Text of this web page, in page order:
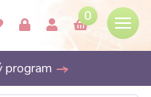
0
program